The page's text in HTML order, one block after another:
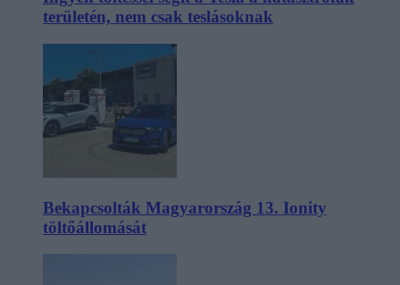
területén, nem csak teslásoknak
Bekapcsolták Magyarország 13. Ionity
töltőállomását